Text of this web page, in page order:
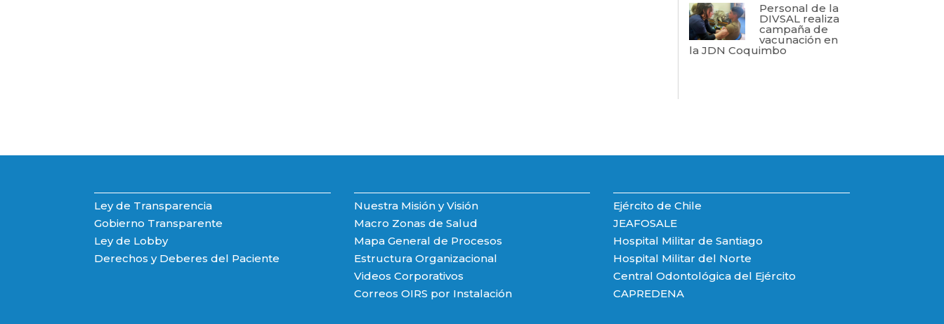
Personal de la
DIVSAL realiza
campaña de
vacunación en
la JDN Coquimbo
Ley de Transparencia
Gobierno Transparente
Ley de Lobby
Derechos y Deberes del Paciente
Nuestra Misión y Visión
Macro Zonas de Salud
Mapa General de Procesos
Estructura Organizacional
Videos Corporativos
Correos OIRS por Instalación
Ejército de Chile
JEAFOSALE
Hospital Militar de Santiago
Hospital Militar del Norte
Central Odontológica del Ejército
CAPREDENA